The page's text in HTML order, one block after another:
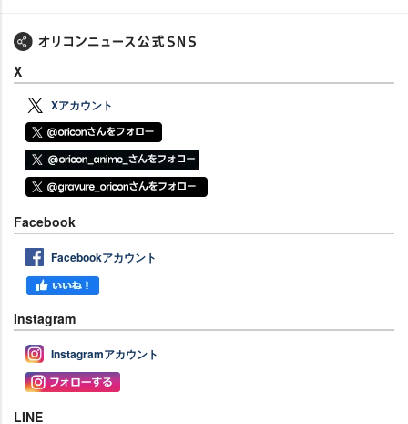
X
Xアカウント
Facebook
Facebookアカウント
Instagram
Instagramアカウント
LINE